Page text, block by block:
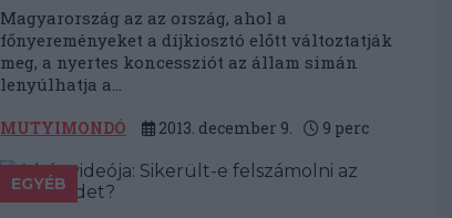
Magyarország az az ország, ahol a
főnyereményeket a díjkiosztó előtt változtatják
meg, a nyertes koncessziót az állam simán
lenyúlhatja a...
MUTYIMONDÓ 2013. december 9. 9 perc
EGYÉB